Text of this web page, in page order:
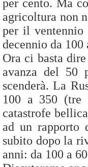
per cento. Ma
agricoltura non
per il
decennio da
Ora ci basta
avanza del 50
scenderà. La
100 a 350 (tre
catastrofe
ad un rapporto
subito dopo la
anni: da 100 a